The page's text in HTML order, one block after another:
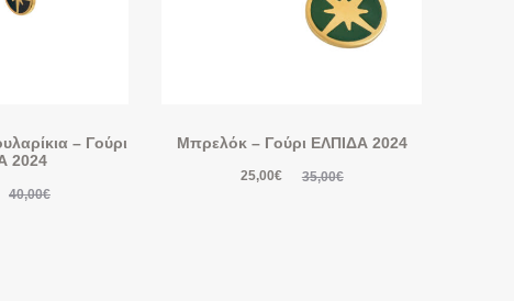
– Γούρι
2024
40,00€
Μπρελόκ – Γούρι ΕΛΠΙΔΑ 2024
35,00€
25,00€